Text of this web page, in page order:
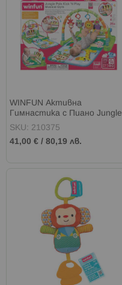
WINFUN Активна
Гимнастика с Пиано Jungle
Pals
SKU: 210375
41,00 € / 80,19 лв.